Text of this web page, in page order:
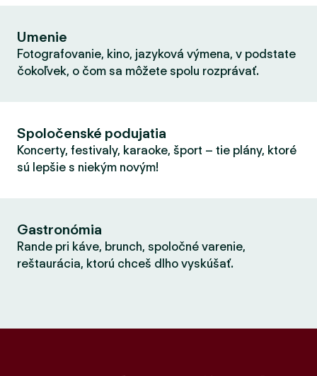
Umenie
Fotografovanie, kino, jazyková výmena, v podstate
čokoľvek, o čom sa môžete spolu rozprávať.
Spoločenské podujatia
Koncerty, festivaly, karaoke, šport – tie plány, ktoré
sú lepšie s niekým novým!
Gastronómia
Rande pri káve, brunch, spoločné varenie,
reštaurácia, ktorú chceš dlho vyskúšať.